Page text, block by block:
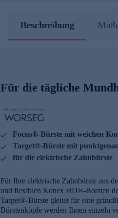
Beschreibung
Für die tägliche
Focus®-Bürste mit weichen
Target®-Bürste mit
für die elektrische Zahnbürste
Für Ihre elektrische Zahnbürste aus
und flexiblen Konex HD®-Borsten
Target®-Bürste gleitet für eine
Bürstenköpfe werden Ihnen einzeln